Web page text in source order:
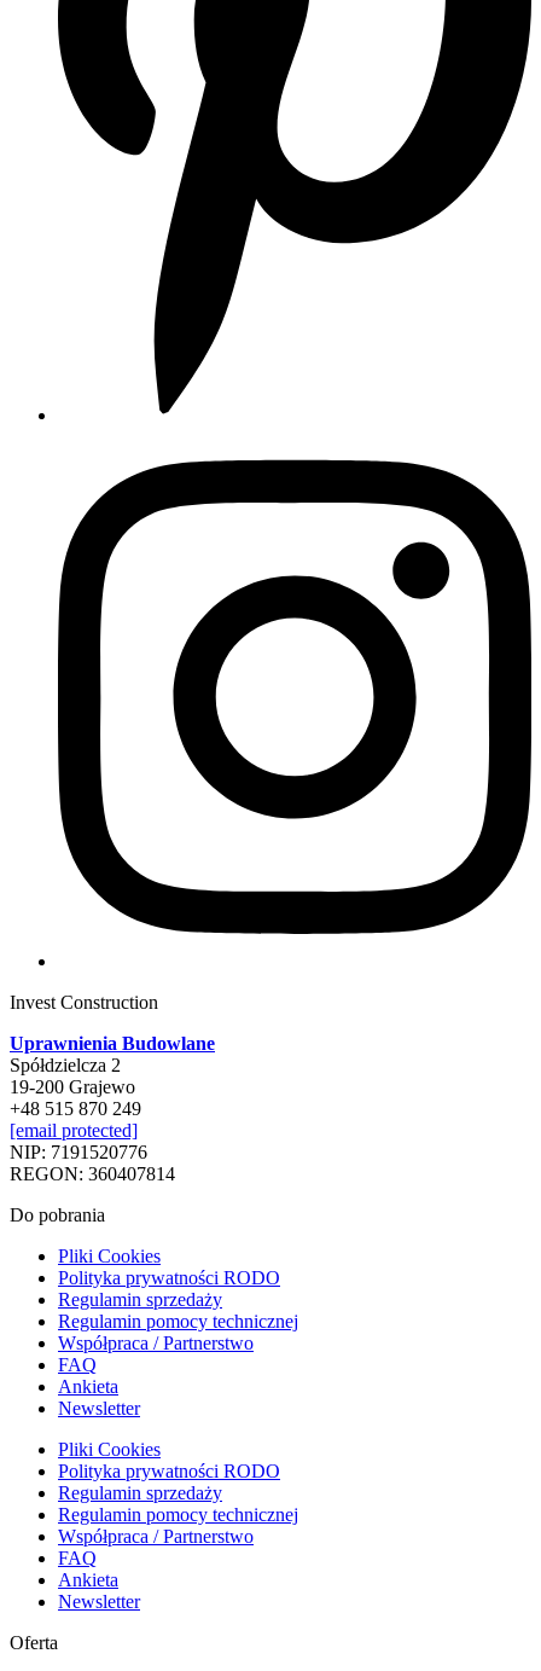
Invest Construction
Uprawnienia Budowlane
Spółdzielcza 2
19-200 Grajewo
+48 515 870 249
[email protected]
NIP: 7191520776
REGON: 360407814
Do pobrania
Pliki Cookies
Polityka prywatności RODO
Regulamin sprzedaży
Regulamin pomocy technicznej
Współpraca / Partnerstwo
FAQ
Ankieta
Newsletter
Pliki Cookies
Polityka prywatności RODO
Regulamin sprzedaży
Regulamin pomocy technicznej
Współpraca / Partnerstwo
FAQ
Ankieta
Newsletter
Oferta